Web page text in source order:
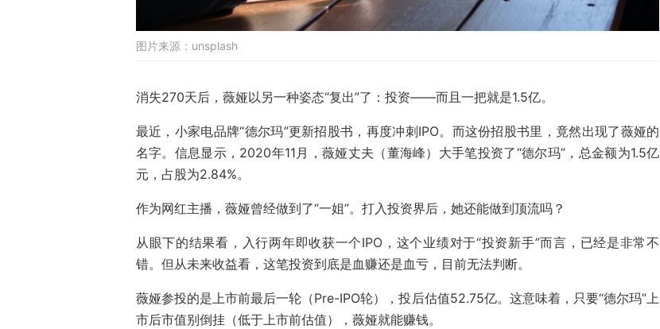
图片来源： unsplash
消失270天后，薇娅以另一种姿态“复出”了：投资——而且一把就是1.5亿。
最近，小家电品牌“德尔玛”更新招股书，再度冲刺IPO。而这份招股书里，竟然出现了薇娅的
名字。信息显示，2020年11月，薇娅丈夫（董海峰）大手笔投资了“德尔玛”，总金额为1.5亿
元，占股为2.84%。
作为网红主播，薇娅曾经做到了“一姐”。打入投资界后，她还能做到顶流吗？
从眼下的结果看，入行两年即收获一个IPO，这个业绩对于“投资新手”而言，已经是非常不
错。但从未来收益看，这笔投资到底是血赚还是血亏，目前无法判断。
薇娅参投的是上市前最后一轮（Pre-IPO轮），投后估值52.75亿。这意味着，只要“德尔玛”上
市后市值别倒挂（低于上市前估值），薇娅就能赚钱。